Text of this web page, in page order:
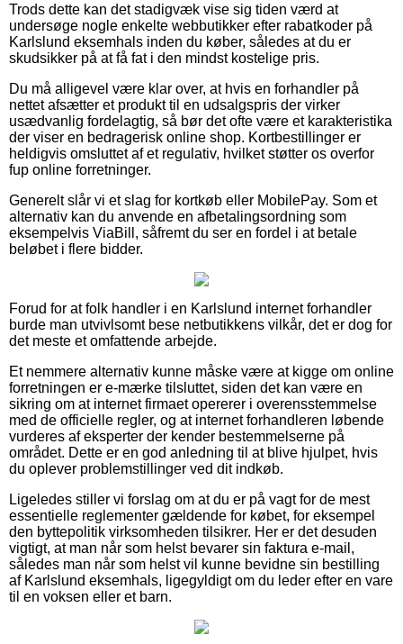
Trods dette kan det stadigvæk vise sig tiden værd at
undersøge nogle enkelte webbutikker efter rabatkoder på
Karlslund eksemhals inden du køber, således at du er
skudsikker på at få fat i den mindst kostelige pris.
Du må alligevel være klar over, at hvis en forhandler på
nettet afsætter et produkt til en udsalgspris der virker
usædvanlig fordelagtig, så bør det ofte være et karakteristika
der viser en bedragerisk online shop. Kortbestillinger er
heldigvis omsluttet af et regulativ, hvilket støtter os overfor
fup online forretninger.
Generelt slår vi et slag for kortkøb eller MobilePay. Som et
alternativ kan du anvende en afbetalingsordning som
eksempelvis ViaBill, såfremt du ser en fordel i at betale
beløbet i flere bidder.
Forud for at folk handler i en Karlslund internet forhandler
burde man utvivlsomt bese netbutikkens vilkår, det er dog for
det meste et omfattende arbejde.
Et nemmere alternativ kunne måske være at kigge om online
forretningen er e-mærke tilsluttet, siden det kan være en
sikring om at internet firmaet opererer i overensstemmelse
med de officielle regler, og at internet forhandleren løbende
vurderes af eksperter der kender bestemmelserne på
området. Dette er en god anledning til at blive hjulpet, hvis
du oplever problemstillinger ved dit indkøb.
Ligeledes stiller vi forslag om at du er på vagt for de mest
essentielle reglementer gældende for købet, for eksempel
den byttepolitik virksomheden tilsikrer. Her er det desuden
vigtigt, at man når som helst bevarer sin faktura e-mail,
således man når som helst vil kunne bevidne sin bestilling
af Karlslund eksemhals, ligegyldigt om du leder efter en vare
til en voksen eller et barn.